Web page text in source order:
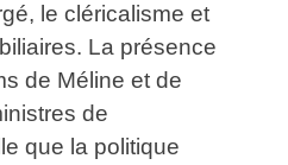
le cléricalisme et
La présence
de Méline et de
de
que la politique